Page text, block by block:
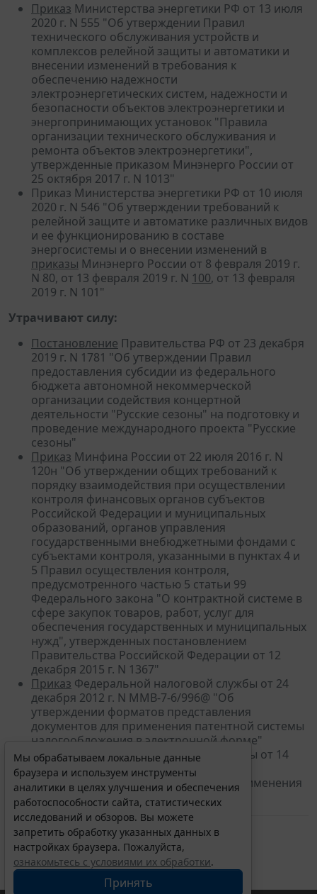
Приказ Министерства энергетики РФ от 13 июля
2020 г. N 555 "Об утверждении Правил
технического обслуживания устройств и
комплексов релейной защиты и автоматики и
внесении изменений в требования к
обеспечению надежности
электроэнергетических систем, надежности и
безопасности объектов электроэнергетики и
энергопринимающих установок "Правила
организации технического обслуживания и
ремонта объектов электроэнергетики",
утвержденные приказом Минэнерго России от
25 октября 2017 г. N 1013"
Приказ Министерства энергетики РФ от 10 июля
2020 г. N 546 "Об утверждении требований к
релейной защите и автоматике различных видов
и ее функционированию в составе
энергосистемы и о внесении изменений в
приказы Минэнерго России от 8 февраля 2019 г.
N 80, от 13 февраля 2019 г. N 100, от 13 февраля
2019 г. N 101"
Утрачивают силу:
Постановление Правительства РФ от 23 декабря
2019 г. N 1781 "Об утверждении Правил
предоставления субсидии из федерального
бюджета автономной некоммерческой
организации содействия концертной
деятельности "Русские сезоны" на подготовку и
проведение международного проекта "Русские
сезоны"
Приказ Минфина России от 22 июля 2016 г. N
120н "Об утверждении общих требований к
порядку взаимодействия при осуществлении
контроля финансовых органов субъектов
Российской Федерации и муниципальных
образований, органов управления
государственными внебюджетными фондами с
субъектами контроля, указанными в пунктах 4 и
5 Правил осуществления контроля,
предусмотренного частью 5 статьи 99
Федерального закона "О контрактной системе в
сфере закупок товаров, работ, услуг для
обеспечения государственных и муниципальных
нужд", утвержденных постановлением
Правительства Российской Федерации от 12
декабря 2015 г. N 1367"
Приказ Федеральной налоговой службы от 24
декабря 2012 г. N ММВ-7-6/996@ "Об
утверждении форматов представления
документов для применения патентной системы
налогообложения в электронной форме"
ПриказФедеральной налоговой службы от 14
декабря 2012 г. N ММВ-7-3/957@ "Об
утверждении форм документов для применения
патентной системы налогообложения"
Мы обрабатываем локальные данные
браузера и используем инструменты
аналитики в целях улучшения и обеспечения
работоспособности сайта, статистических
исследований и обзоров. Вы можете
запретить обработку указанных данных в
настройках браузера. Пожалуйста,
ознакомьтесь с условиями их обработки.
Принять